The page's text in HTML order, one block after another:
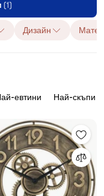
(1)
Дизайн
евтини Най-скъпи